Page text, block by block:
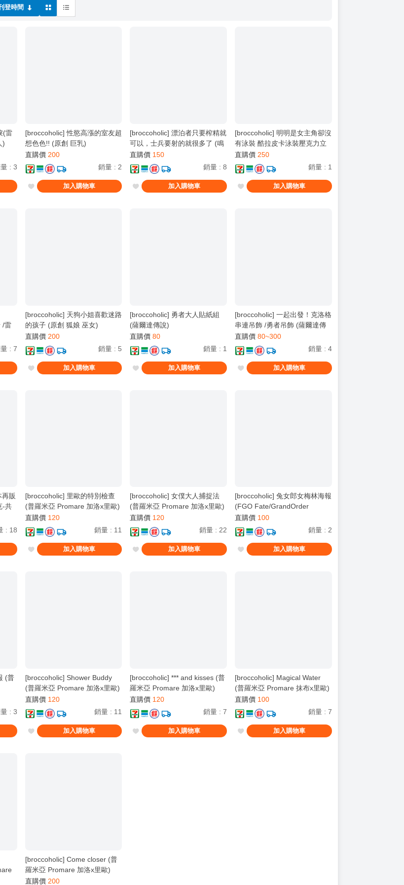
登時間
(雷
)
: 3
[broccoholic] 性慾高漲的室友超
想色色!! (原創 巨乳)
直購價 200
銷量 : 2
加入購物車
[broccoholic] 漂泊者只要榨精就
可以，士兵要射的就很多了 (鳴
潮 女漂泊者)
直購價 150
銷量 : 8
加入購物車
[broccoholic] 明明是女主角卻沒
有泳裝 酷拉皮卡泳裝壓克力立
牌 (獵人)
直購價 250
銷量 : 1
加入購物車
/雷
: 7
[broccoholic] 天狗小姐喜歡迷路
的孩子 (原創 狐娘 巫女)
直購價 200
銷量 : 5
加入購物車
[broccoholic] 勇者大人貼紙組
(薩爾達傳說)
直購價 80
銷量 : 1
加入購物車
[broccoholic] 一起出發！克洛格
串連吊飾 /勇者吊飾 (薩爾達傳
說)
直購價 80~300
銷量 : 4
加入購物車
販
-共
: 18
[broccoholic] 里歐的特別檢查
(普羅米亞 Promare 加洛x里歐)
直購價 120
銷量 : 11
加入購物車
[broccoholic] 女僕大人捕捉法
(普羅米亞 Promare 加洛x里歐)
直購價 120
銷量 : 22
加入購物車
[broccoholic] 兔女郎女梅林海報
(FGO Fate/GrandOrder
Arcade 舊梅林)
直購價 100
銷量 : 2
加入購物車
(普
: 3
[broccoholic] Shower Buddy
(普羅米亞 Promare 加洛x里歐)
直購價 120
銷量 : 11
加入購物車
[broccoholic] *** and kisses (普
羅米亞 Promare 加洛x里歐)
直購價 120
銷量 : 7
加入購物車
[broccoholic] Magical Water
(普羅米亞 Promare 抹布x里歐)
直購價 100
銷量 : 7
加入購物車
[broccoholic] Come closer (普
羅米亞 Promare 加洛x里歐)
直購價 200